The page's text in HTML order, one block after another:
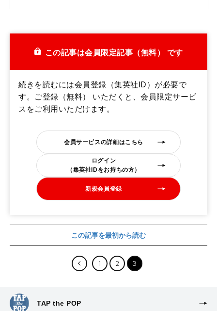
この記事は会員限定記事（無料） です
続きを読むには会員登録（集英社ID）が必要で
す。ご登録（無料） いただくと、会員限定サービ
スをご利用いただけます。
会員サービスの詳細はこちら
ログイン
（集英社IDをお持ちの方）
新規会員登録
この記事を最初から読む
1 2 3
TAP the POP